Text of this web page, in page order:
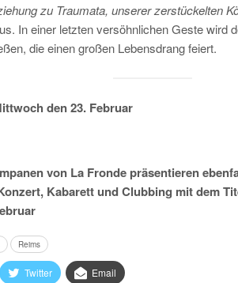
zu Traumata, unserer zerstückelten
In einer letzten versöhnlichen Geste wird
die einen großen Lebensdrang feiert.
den 23. Februar
von La Fronde präsentieren
Kabarett und Clubbing mit dem
Reims
Twitter Email